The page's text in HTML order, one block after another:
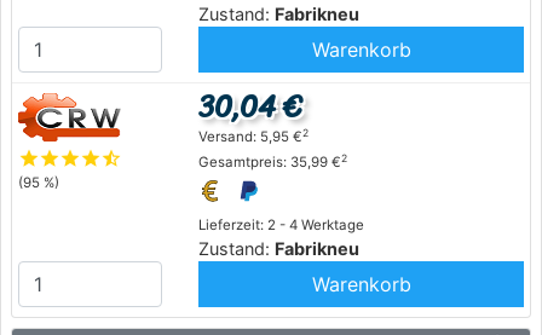
Zustand: Fabrikneu
Warenkorb
starstarstarstarstar_half
(95 %)
Lieferzeit: 2 - 4 Werktage
Zustand: Fabrikneu
30,04 €
Versand: 5,95 €2
Gesamtpreis: 35,99 €2
Warenkorb